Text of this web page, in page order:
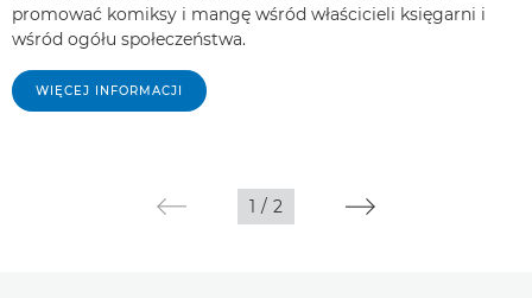
promować komiksy i mangę wśród właścicieli księgarni i
wśród ogółu społeczeństwa.
WIĘCEJ INFORMACJI
1 / 2